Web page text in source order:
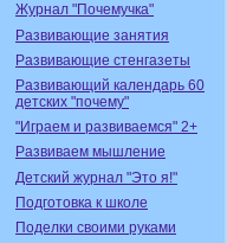
Журнал "Почемучка"
Развивающие занятия
Развивающие стенгазеты
Развивающий календарь 60
детских "почему"
"Играем и развиваемся" 2+
Развиваем мышление
Детский журнал "Это я!"
Подготовка к школе
Поделки своими руками